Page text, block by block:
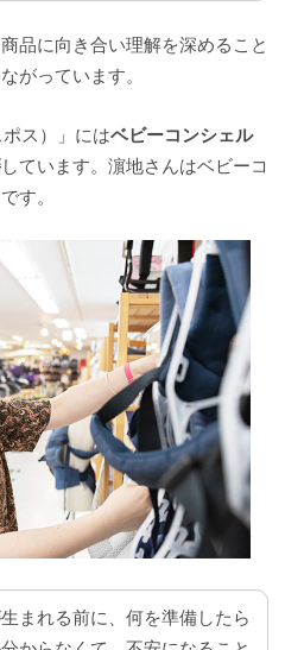
品に向き合い理解を深めること
がっています。
ス）」にはベビーコンシェル
しています。濵地さんはベビーコ
す。
まれる前に、何を準備したら